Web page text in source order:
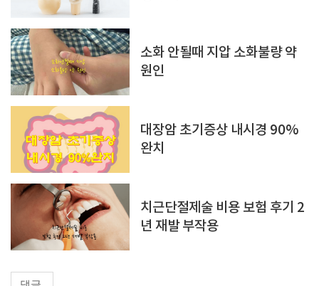
소화 안될때 지압 소화불량 약
원인
대장암 초기증상 내시경 90%
완치
치근단절제술 비용 보험 후기 2
년 재발 부작용